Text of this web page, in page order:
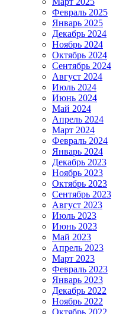
Февраль 2025
Январь 2025
Декабрь 2024
Ноябрь 2024
Октябрь 2024
Сентябрь 2024
Август 2024
Июль 2024
Июнь 2024
Май 2024
Апрель 2024
Март 2024
Февраль 2024
Январь 2024
Декабрь 2023
Ноябрь 2023
Октябрь 2023
Сентябрь 2023
Август 2023
Июль 2023
Июнь 2023
Май 2023
Апрель 2023
Март 2023
Февраль 2023
Январь 2023
Декабрь 2022
Ноябрь 2022
Октябрь 2022